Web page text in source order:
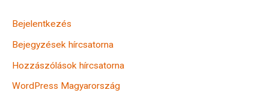
Bejelentkezés
Bejegyzések hírcsatorna
Hozzászólások hírcsatorna
WordPress Magyarország